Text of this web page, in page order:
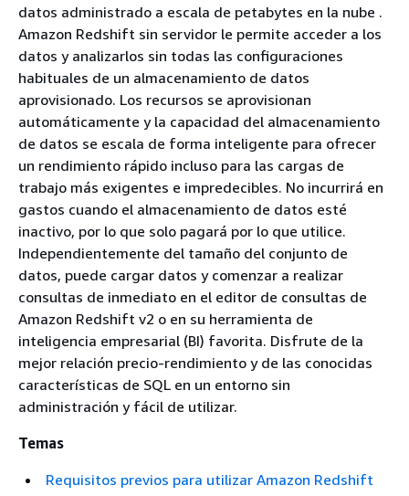
datos administrado a escala de petabytes en la nube .
Amazon Redshift sin servidor le permite acceder a los
datos y analizarlos sin todas las configuraciones
habituales de un almacenamiento de datos
aprovisionado. Los recursos se aprovisionan
automáticamente y la capacidad del almacenamiento
de datos se escala de forma inteligente para ofrecer
un rendimiento rápido incluso para las cargas de
trabajo más exigentes e impredecibles. No incurrirá en
gastos cuando el almacenamiento de datos esté
inactivo, por lo que solo pagará por lo que utilice.
Independientemente del tamaño del conjunto de
datos, puede cargar datos y comenzar a realizar
consultas de inmediato en el editor de consultas de
Amazon Redshift v2 o en su herramienta de
inteligencia empresarial (BI) favorita. Disfrute de la
mejor relación precio-rendimiento y de las conocidas
características de SQL en un entorno sin
administración y fácil de utilizar.
Temas
Requisitos previos para utilizar Amazon Redshift